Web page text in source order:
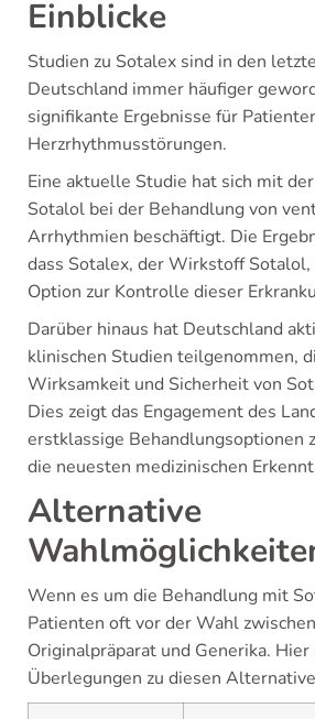
Einblicke
Studien zu Sotalex sind in den
Deutschland immer häufiger
signifikante Ergebnisse für
Herzrhythmusstörungen.
Eine aktuelle Studie hat sich mit
Sotalol bei der Behandlung von
Arrhythmien beschäftigt. Die
dass Sotalex, der Wirkstoff Sotalol,
Option zur Kontrolle dieser
Darüber hinaus hat Deutschland
klinischen Studien teilgenommen,
Wirksamkeit und Sicherheit von
Dies zeigt das Engagement des
erstklassige Behandlungsoptionen
die neuesten medizinischen
Alternative
Wenn es um die Behandlung mit
Patienten oft vor der Wahl
Originalpräparat und Generika.
Überlegungen zu diesen